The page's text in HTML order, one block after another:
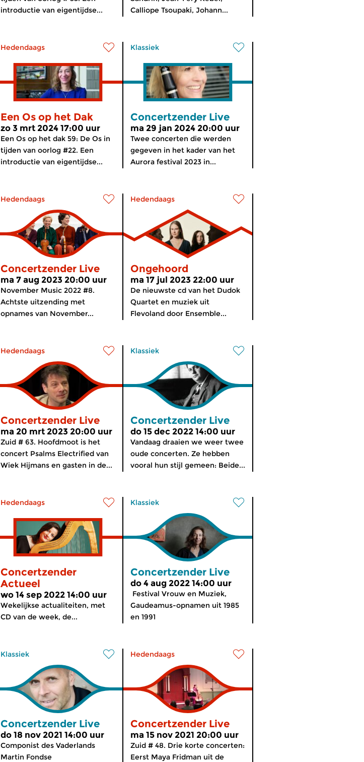
introductie van eigentijdse...
Calliope Tsoupaki, Johann...
Hedendaags
Een Os op het Dak
zo 3 mrt 2024 17:00 uur
Een Os op het dak 59: De Os in
tijden van oorlog #22. Een
introductie van eigentijdse...
Klassiek
Concertzender Live
ma 29 jan 2024 20:00 uur
Twee concerten die werden
gegeven in het kader van het
Aurora festival 2023 in...
Hedendaags
Concertzender Live
ma 7 aug 2023 20:00 uur
November Music 2022 #8.
Achtste uitzending met
opnames van November...
Hedendaags
Ongehoord
ma 17 jul 2023 22:00 uur
De nieuwste cd van het Dudok
Quartet en muziek uit
Flevoland door Ensemble...
Hedendaags
Concertzender Live
ma 20 mrt 2023 20:00 uur
Zuid # 63. Hoofdmoot is het
concert Psalms Electrified van
Wiek Hijmans en gasten in de...
Klassiek
Concertzender Live
do 15 dec 2022 14:00 uur
Vandaag draaien we weer twee
oude concerten. Ze hebben
vooral hun stijl gemeen: Beide...
Hedendaags
Concertzender
Actueel
wo 14 sep 2022 14:00 uur
Wekelijkse actualiteiten, met
CD van de week, de...
Klassiek
Concertzender Live
do 4 aug 2022 14:00 uur
Festival Vrouw en Muziek,
Gaudeamus-opnamen uit 1985
en 1991
Klassiek
Concertzender Live
do 18 nov 2021 14:00 uur
Componist des Vaderlands
Martin Fondse
Hedendaags
Concertzender Live
ma 15 nov 2021 20:00 uur
Zuid # 48. Drie korte concerten:
Eerst Maya Fridman uit de